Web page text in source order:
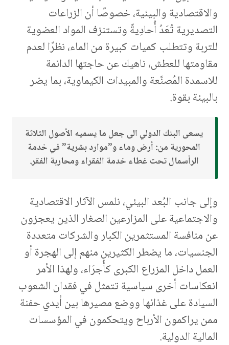
والاقتصادية والبيئية، خصوصًا أن الزراعات
التصديرية تُعَدُ أُحادِيةً وتستنزف المواد العضوية
للتربة وتتطلب كميات كبيرة من الماء، نظرًا لعدم
مقاومتها للعطش، ناهيك عن حاجتها الدائمة
للاسمدة المُصنَّعة والمبيدات الكيماوية، بما يضر
بالبيئة بقوة.
يسعى البنك الدولي الى جعل ما يسميه الأصول الثلاثة
المحورية من: أرض وماء و”موارد بشرية” في خدمة
الرأسمال تحت غطاء خدمة الفقراء ومحاربة الفقر.
وإلى جانب البُعد البيئي، نلمس الآثار الاقتصادية
والاجتماعية على المزارعين الصغار الذين يعجزون
عن منافسة المستثمرين الكبار والشركات متعددة
الجنسيات، ما يضطر الكثيرين منهم إلى الهجرة أو
العمل داخل المزراع الكبرى كأُجرَاء، ولهذا الأمر
انعكاسات أخرى سياسية تتمثل في فقدان الشعوب
السيادة على غذائها ووضع مصيرها بين أيدي حفنة
ممن يراكمون الأرباح ويتحكمون في المؤسسات
المالية الدولية.